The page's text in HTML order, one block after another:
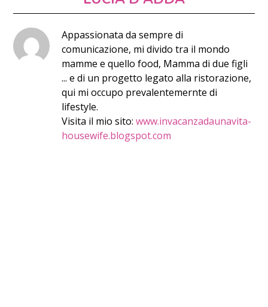
Appassionata da sempre di
comunicazione, mi divido tra il mondo
mamme e quello food, Mamma di due figli
... e di un progetto legato alla ristorazione,
qui mi occupo prevalentemernte di
lifestyle.
Visita il mio sito:www.invacanzadaunavita-
housewife.blogspot.com